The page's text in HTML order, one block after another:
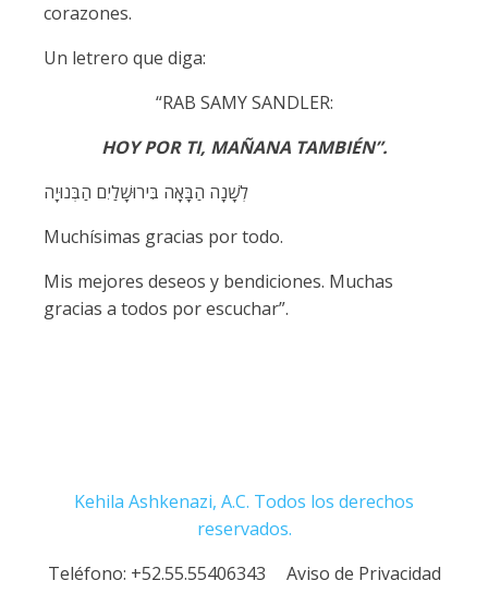
corazones.
Un letrero que diga:
“RAB SAMY SANDLER:
HOY POR TI, MAÑANA TAMBIÉN”.
לְשָׁנָה הַבָּאָה בִּירוּשָׁלַיִם הַבְּנוּיָה
Muchísimas gracias por todo.
Mis mejores deseos y bendiciones. Muchas
gracias a todos por escuchar”.
Kehila Ashkenazi, A.C. Todos los derechos
reservados.
Teléfono: +52.55.55406343 Aviso de Privacidad